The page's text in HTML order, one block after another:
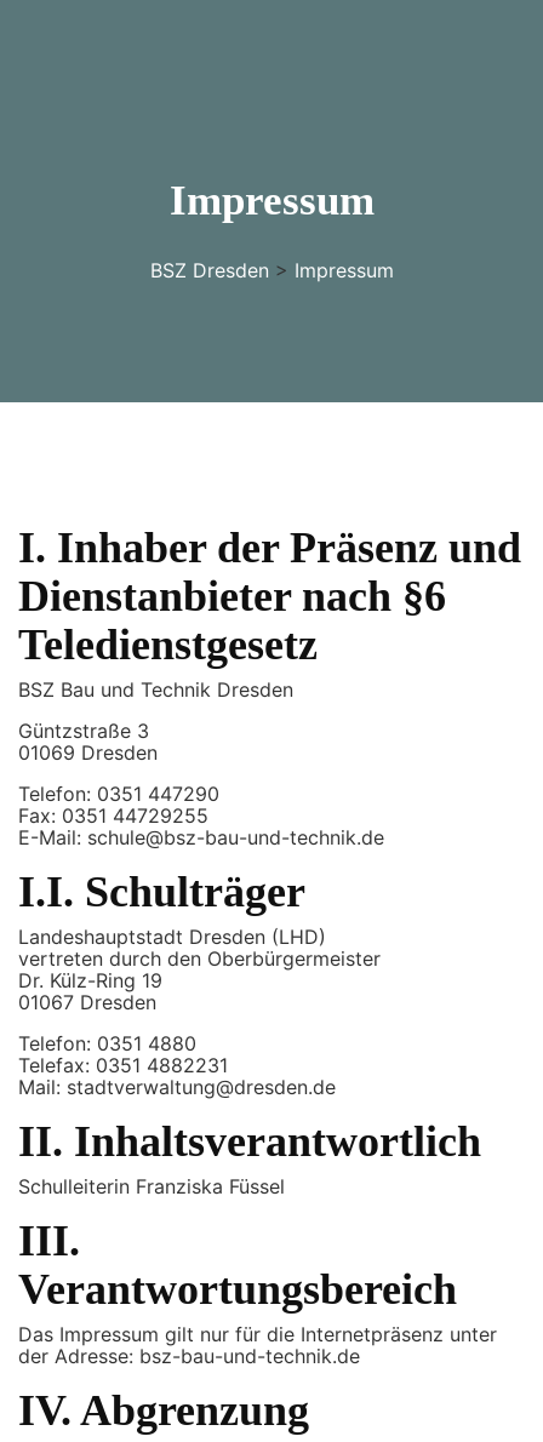
Impressum
BSZ Dresden > Impressum
I. Inhaber der Präsenz und
Dienstanbieter nach §6
Teledienstgesetz
BSZ Bau und Technik Dresden
Güntzstraße 3
01069 Dresden
Telefon: 0351 447290
Fax: 0351 44729255
E-Mail: schule@bsz-bau-und-technik.de
I.I. Schulträger
Landeshauptstadt Dresden (LHD)
vertreten durch den Oberbürgermeister
Dr. Külz-Ring 19
01067 Dresden
Telefon: 0351 4880
Telefax: 0351 4882231
Mail: stadtverwaltung@dresden.de
II. Inhaltsverantwortlich
Schulleiterin Franziska Füssel
III.
Verantwortungsbereich
Das Impressum gilt nur für die Internetpräsenz unter
der Adresse: bsz-bau-und-technik.de
IV. Abgrenzung